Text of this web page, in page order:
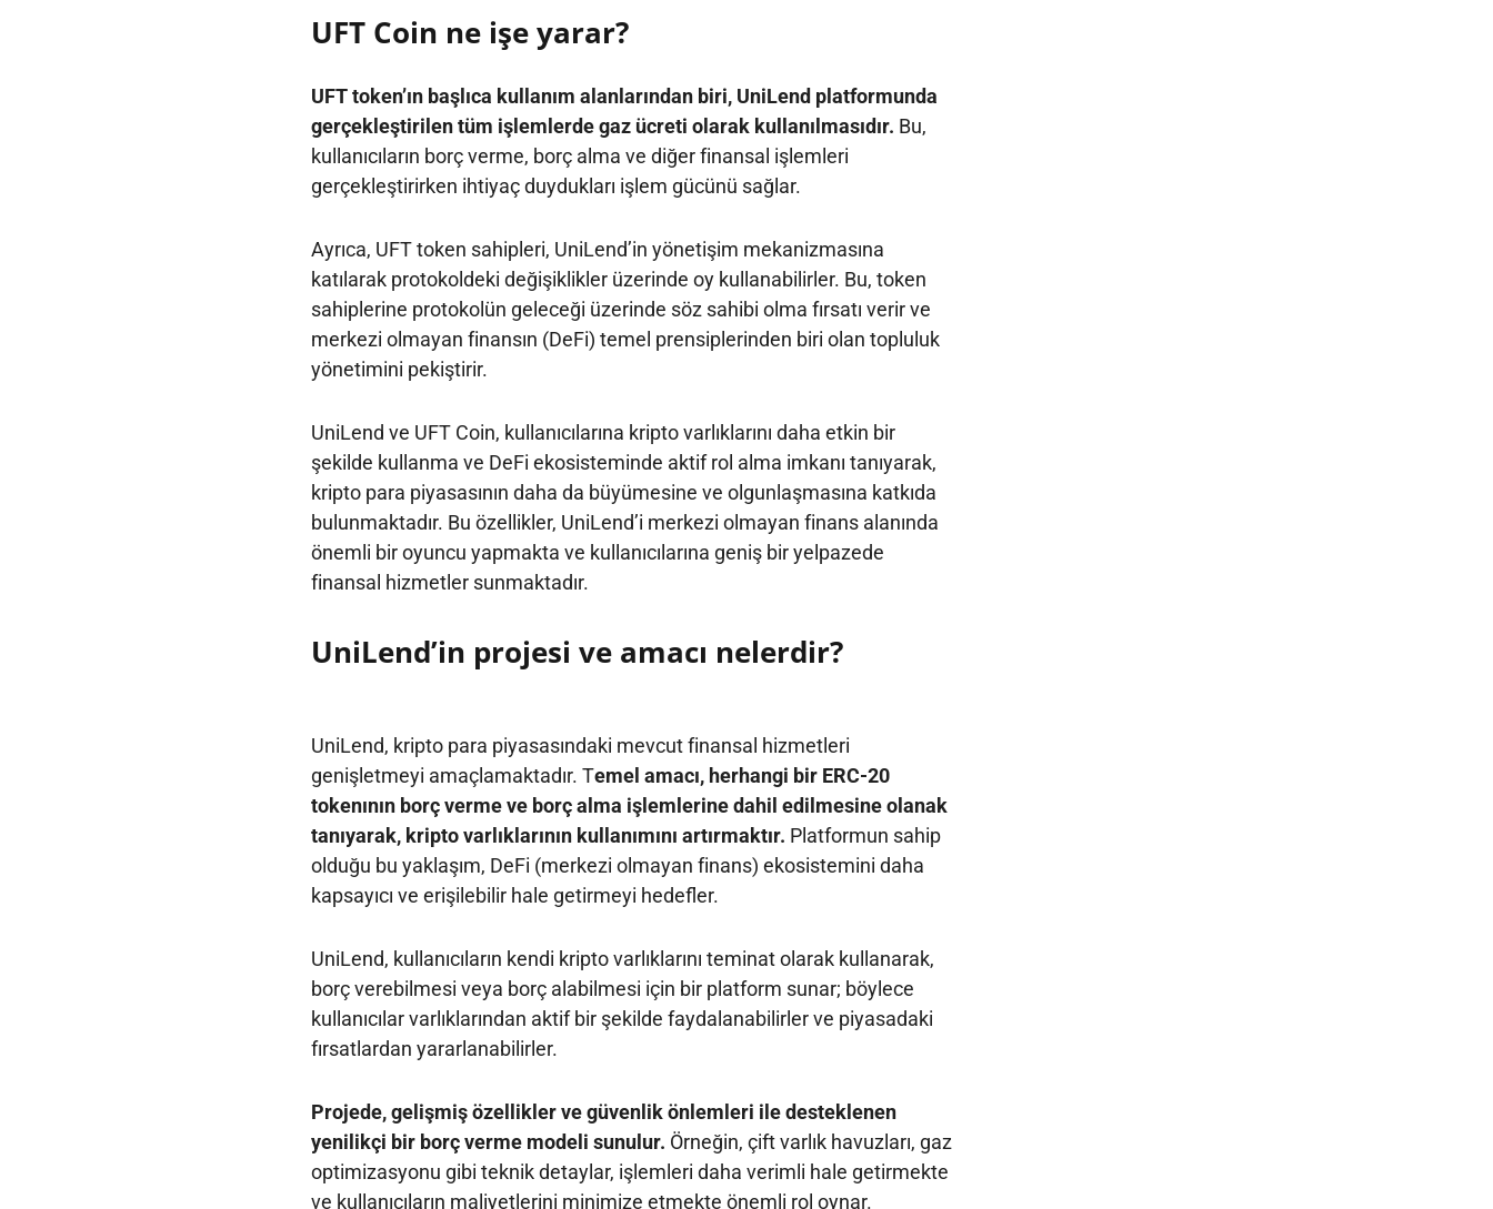
UFT Coin ne işe yarar?
UFT token’ın başlıca kullanım alanlarından biri, UniLend platformunda
gerçekleştirilen tüm işlemlerde gaz ücreti olarak kullanılmasıdır. Bu,
kullanıcıların borç verme, borç alma ve diğer finansal işlemleri
gerçekleştirirken ihtiyaç duydukları işlem gücünü sağlar.
Ayrıca, UFT token sahipleri, UniLend’in yönetişim mekanizmasına
katılarak protokoldeki değişiklikler üzerinde oy kullanabilirler. Bu, token
sahiplerine protokolün geleceği üzerinde söz sahibi olma fırsatı verir ve
merkezi olmayan finansın (DeFi) temel prensiplerinden biri olan topluluk
yönetimini pekiştirir.
UniLend ve UFT Coin, kullanıcılarına kripto varlıklarını daha etkin bir
şekilde kullanma ve DeFi ekosisteminde aktif rol alma imkanı tanıyarak,
kripto para piyasasının daha da büyümesine ve olgunlaşmasına katkıda
bulunmaktadır. Bu özellikler, UniLend’i merkezi olmayan finans alanında
önemli bir oyuncu yapmakta ve kullanıcılarına geniş bir yelpazede
finansal hizmetler sunmaktadır.
UniLend’in projesi ve amacı nelerdir?
UniLend, kripto para piyasasındaki mevcut finansal hizmetleri
genişletmeyi amaçlamaktadır. Temel amacı, herhangi bir ERC-20
tokenının borç verme ve borç alma işlemlerine dahil edilmesine olanak
tanıyarak, kripto varlıklarının kullanımını artırmaktır. Platformun sahip
olduğu bu yaklaşım, DeFi (merkezi olmayan finans) ekosistemini daha
kapsayıcı ve erişilebilir hale getirmeyi hedefler.
UniLend, kullanıcıların kendi kripto varlıklarını teminat olarak kullanarak,
borç verebilmesi veya borç alabilmesi için bir platform sunar; böylece
kullanıcılar varlıklarından aktif bir şekilde faydalanabilirler ve piyasadaki
fırsatlardan yararlanabilirler.
Projede, gelişmiş özellikler ve güvenlik önlemleri ile desteklenen
yenilikçi bir borç verme modeli sunulur. Örneğin, çift varlık havuzları, gaz
optimizasyonu gibi teknik detaylar, işlemleri daha verimli hale getirmekte
ve kullanıcıların maliyetlerini minimize etmekte önemli rol oynar.